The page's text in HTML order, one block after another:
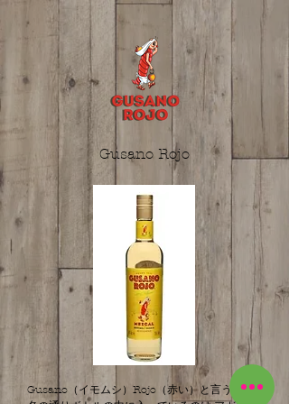
Gusano Rojo
Gusano （イモムシ） Rojo （赤い）と言う商品